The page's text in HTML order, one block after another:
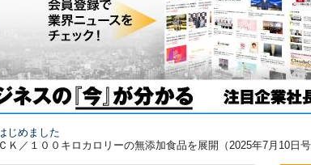
じめました
／１００キロカロリーの無添加食品を展開（2025年7月10日